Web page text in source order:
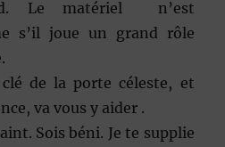
Le matériel n’est
s’il joue un grand rôle
de la porte céleste, et
va vous y aider .
Sois béni. Je te supplie